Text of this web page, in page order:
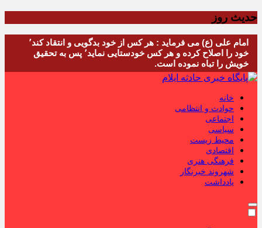
حدیث روز
امام علی (ع) می فرماید : هر کس از خود بدگویی و انتقاد کند٬
خود را اصلاح کرده و هر کس خودستایی نماید٬ پس به تحقیق
خویش را تباه نموده است.
خانه
حوادث و انتظامی
اجتماعی
سیاسی
محیط زیست
اقتصادی
فرهنگی هنری
شهروند خبرنگار
یادداشت